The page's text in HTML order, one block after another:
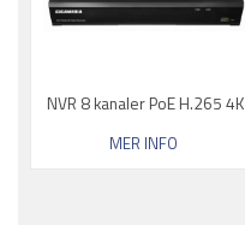
NVR 8 kanaler PoE H.265 4K
MER INFO